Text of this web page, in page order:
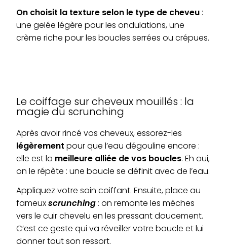
On choisit la texture selon le type de cheveu :
une gelée légère pour les ondulations, une
crème riche pour les boucles serrées ou crépues.
Le coiffage sur cheveux mouillés : la
magie du scrunching
Après avoir rincé vos cheveux, essorez-les
légèrement pour que l’eau dégouline encore :
elle est la meilleure alliée de vos boucles. Eh oui,
on le répète : une boucle se définit avec de l’eau.
Appliquez votre soin coiffant. Ensuite, place au
fameuxscrunching : on remonte les mèches
vers le cuir chevelu en les pressant doucement.
C’est ce geste qui va réveiller votre boucle et lui
donner tout son ressort.